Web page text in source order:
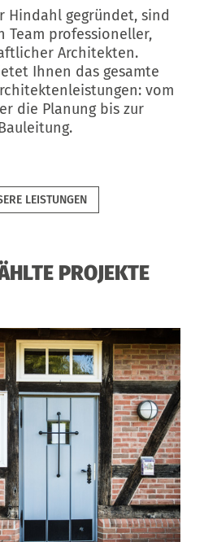
Hindahl gegründet, sind
Team professioneller,
Architekten.
Ihnen das gesamte
vom
die Planung bis zur
LEISTUNGEN
PROJEKTE
Erichshagen